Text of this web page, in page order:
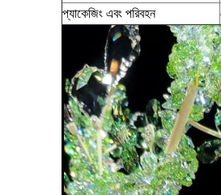
প্যাকেজিং এবং পরিবহন